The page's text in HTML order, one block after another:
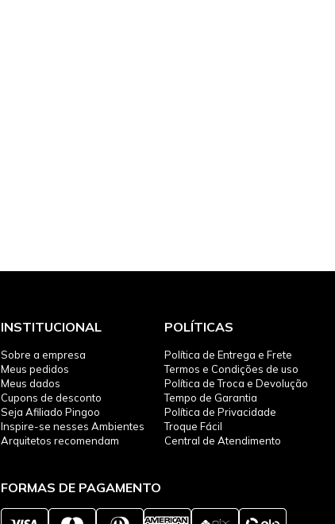
INSTITUCIONAL
Sobre a empresa
Meus pedidos
Meus dados
Cupons de desconto
Seja Afiliado Pingoo
Inspire-se nesses Ambientes
Arquitetos recomendam
POLÍTICAS
Política de Entrega e Frete
Termos e Condições de uso
Política de Troca e Devolução
Tempo de Garantia
Política de Privacidade
Troque Fácil
Central de Atendimento
FORMAS DE PAGAMENTO